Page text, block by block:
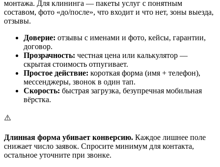
монтажа. Для клининга — пакеты услуг с понятным
составом, фото «до/после», что входит и что нет, зоны выезда,
отзывы.
Доверие: отзывы с именами и фото, кейсы, гарантии,
договор.
Прозрачность: честная цена или калькулятор —
скрытая стоимость отпугивает.
Простое действие: короткая форма (имя + телефон),
мессенджеры, звонок в один тап.
Скорость: быстрая загрузка, безупречная мобильная
вёрстка.
⚠️
Длинная форма убивает конверсию. Каждое лишнее поле
снижает число заявок. Спросите минимум для контакта,
остальное уточните при звонке.